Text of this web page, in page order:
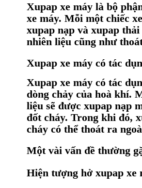
Xupap xe máy là bộ
xe máy. Mỗi một chiếc
xupap nạp và xupap
nhiên liệu cũng như
Xupap xe máy có tác
Xupap xe máy có tác
dòng chảy của hoà khí.
liệu sẽ được xupap nạp
đốt cháy. Trong khi đó,
cháy có thể thoát ra
Một vài vấn đề thường
Hiện tượng hở xupap xe